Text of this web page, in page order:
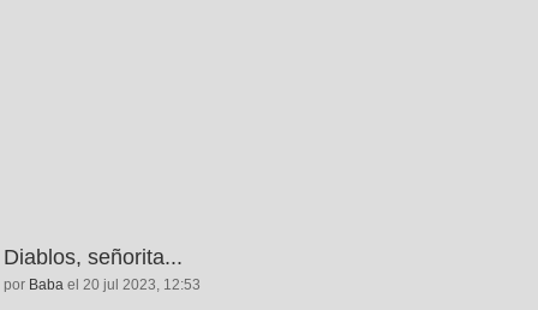
Diablos, señorita...
por Baba el 20 jul 2023, 12:53